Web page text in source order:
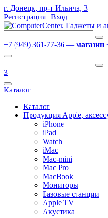
г. Донецк, пр-т Ильича, 3
Регистрация | Вход
+7 (949) 361-77-36 — магазин
3
Каталог
Каталог
Продукция Apple,
iPhone
iPad
Watch
iMac
Mac-mini
Mac Pro
MacBook
Мониторы
Базовые станции
Apple TV
Акустика